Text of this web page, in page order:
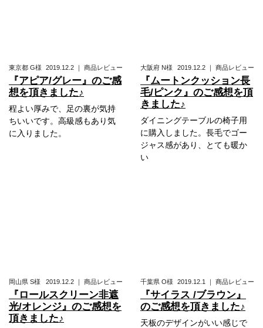
東京都 G様 2019.12.2 ｜ 商品レビュー
『アピア/グレー』のご感
想を頂きました♪
程よい厚みで、足の裏が気持
ちいいです。高級感もあり気
に入りました。
大阪府 N様 2019.12.2 ｜ 商品レビュー
『ムートンクッション長
毛/ピンク』のご感想を頂
きました♪
ダイニングテーブルの椅子用
に購入しました。長毛でゴー
ジャス感があり、とても暖か
い
岡山県 S様 2019.12.2 ｜ 商品レビュー
『ロールスクリーン非遮
光/オレンジ』のご感想を
頂きました♪
千葉県 O様 2019.12.1 ｜ 商品レビュー
『サイラス /ブラウン』
のご感想を頂きました♪
天板のデザインがいい感じで